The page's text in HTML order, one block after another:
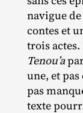
navigue
contes et
trois
Tenou’a
une, et
pas
texte